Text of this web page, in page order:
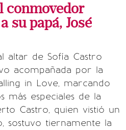
conmovedor
su papá, José
altar de Sofía Castro
acompañada por la
in Love, marcando
más especiales de la
Castro, quien vistió un
sostuvo tiernamente la